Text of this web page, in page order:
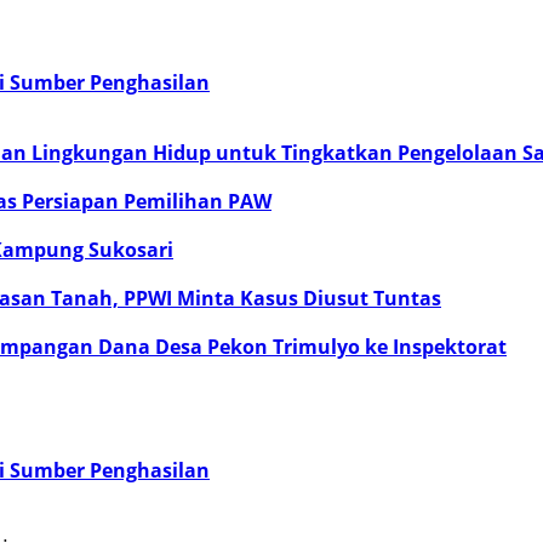
Penghasilan
Lingkungan Hidup untuk Tingkatkan Pengelolaan
Persiapan Pemilihan PAW
Sukosari
Tanah, PPWI Minta Kasus Diusut Tuntas
Dana Desa Pekon Trimulyo ke Inspektorat
Penghasilan